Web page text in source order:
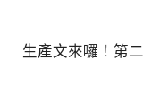
生產文來囉！第